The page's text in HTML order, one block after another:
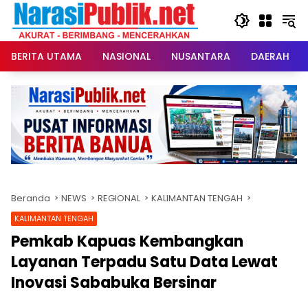
Langsung
konten
BERITA UTAMA
NASIONAL NUSANTARA DAERAH
Beranda NEWS REGIONAL KALIMANTAN TENGAH
KALIMANTAN TENGAH
Pemkab Kapuas Kembangkan
Layanan Terpadu Satu Data Lewat
Inovasi Sababuka Bersinar